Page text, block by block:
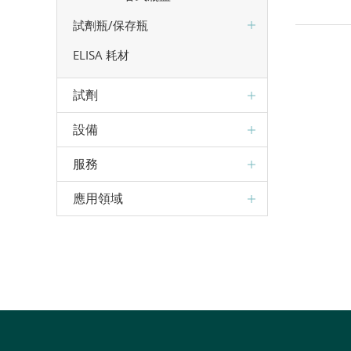
試劑瓶/保存瓶
ELISA 耗材
試劑
設備
服務
應用領域